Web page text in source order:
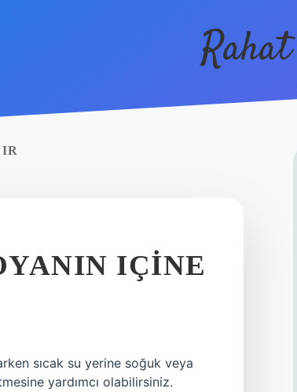
IÇINE
sıcak su yerine soğuk veya
yardımcı olabilirsiniz.